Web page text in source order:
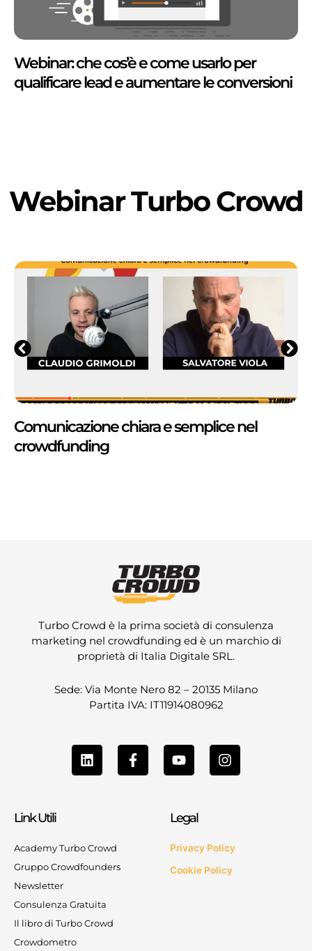
Webinar: che cos’è e come usarlo per
qualificare lead e aumentare le conversioni
Webinar Turbo Crowd
Comunicazione chiara e semplice nel
crowdfunding
Turbo Crowd è la prima società di consulenza
marketing nel crowdfunding ed è un marchio di
proprietà di Italia Digitale SRL.
Sede: Via Monte Nero 82 – 20135 Milano
Partita IVA: IT11914080962
L
i
n
n
F
a
c
Y
o
u
b
I
n
s
a
Link Utili
Academy Turbo Crowd
Gruppo Crowdfounders
Newsletter
Consulenza Gratuita
Il libro di Turbo Crowd
Crowdometro
Legal
Privacy Policy
Cookie Policy